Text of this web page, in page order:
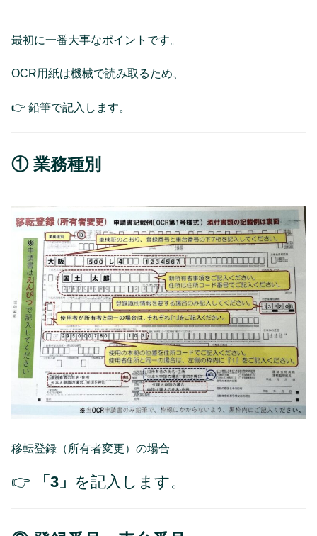
最初に一番大事なポイントです。
OCR用紙は機械で読み取るため、
👉 鉛筆で記入します。
① 業務種別
移転登録（所有者変更）の場合
👉 「3」 を記入します。